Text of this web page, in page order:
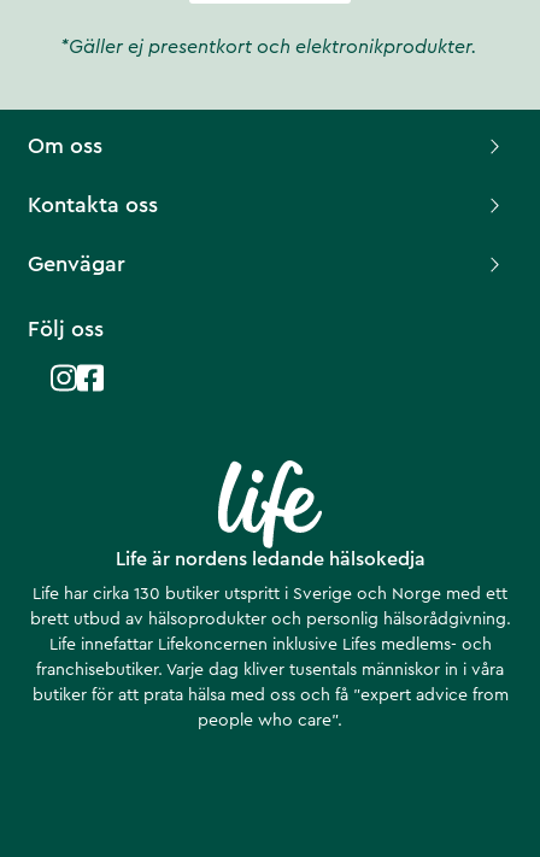
*Gäller ej presentkort och elektronikprodukter.
Life är nordens ledande hälsokedja
Life har cirka 130 butiker utspritt i Sverige och Norge med ett
brett utbud av hälsoprodukter och personlig hälsorådgivning.
Life innefattar Lifekoncernen inklusive Lifes medlems- och
franchisebutiker. Varje dag kliver tusentals människor in i våra
butiker för att prata hälsa med oss och få ”expert advice from
people who care”.
Om oss
Kontakta oss
Genvägar
Följ oss